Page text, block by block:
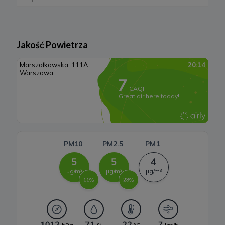
Rynek OZE
Lądowa energetyka wiatrowa
Systemy magazynowania energii
Jakość Powietrza